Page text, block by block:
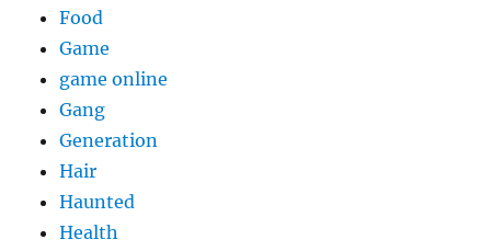
Food
Game
game online
Gang
Generation
Hair
Haunted
Health